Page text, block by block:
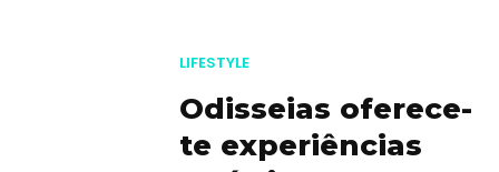
Eventos
Água
LIFESTYLE
Odisseias oferece-
te experiências